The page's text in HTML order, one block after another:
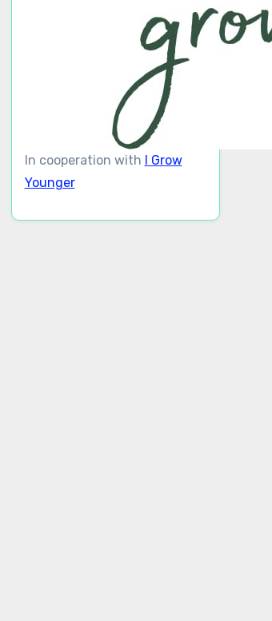
In cooperation with I Grow
Younger